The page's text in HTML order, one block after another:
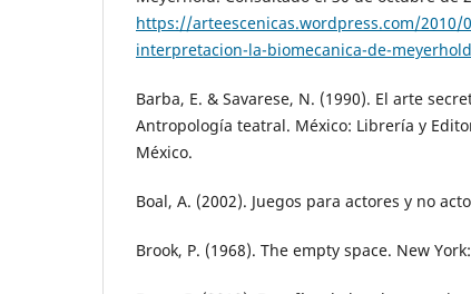
https://arteescenicas.wordpress.com/2010/
interpretacion-la-biomecanica-de-
Barba, E. & Savarese, N. (1990). El arte
Antropología teatral. México: Librería y
México.
Boal, A. (2002). Juegos para actores y no
Brook, P. (1968). The empty space. New